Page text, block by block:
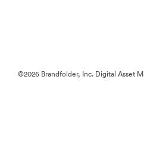
©2026 Brandfolder, Inc. Digital Asset